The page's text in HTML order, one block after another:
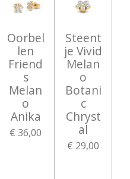
Oorbel
len
Friend
s
Melan
o
Anika
€ 36,00
Steent
je Vivid
Melan
o
Botani
c
Chryst
al
€ 29,00